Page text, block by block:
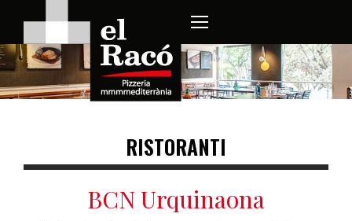
RISTORANTI
BCN Urquinaona